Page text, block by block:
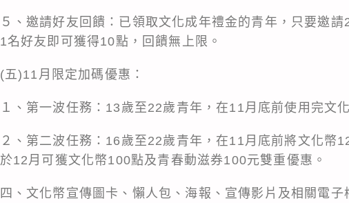
５、邀請好友回饋：已領取文化成年禮金的青年，只要邀
1名好友即可獲得10點，回饋無上限。
(五)11月限定加碼優惠：
１、第一波任務：13歲至22歲青年，在11月底前使用完文
２、第二波任務：16歲至22歲青年，在11月底前將文化幣
於12月可獲文化幣100點及青春動滋券100元雙重優惠。
四、文化幣宣傳圖卡、懶人包、海報、宣傳影片及相關電子